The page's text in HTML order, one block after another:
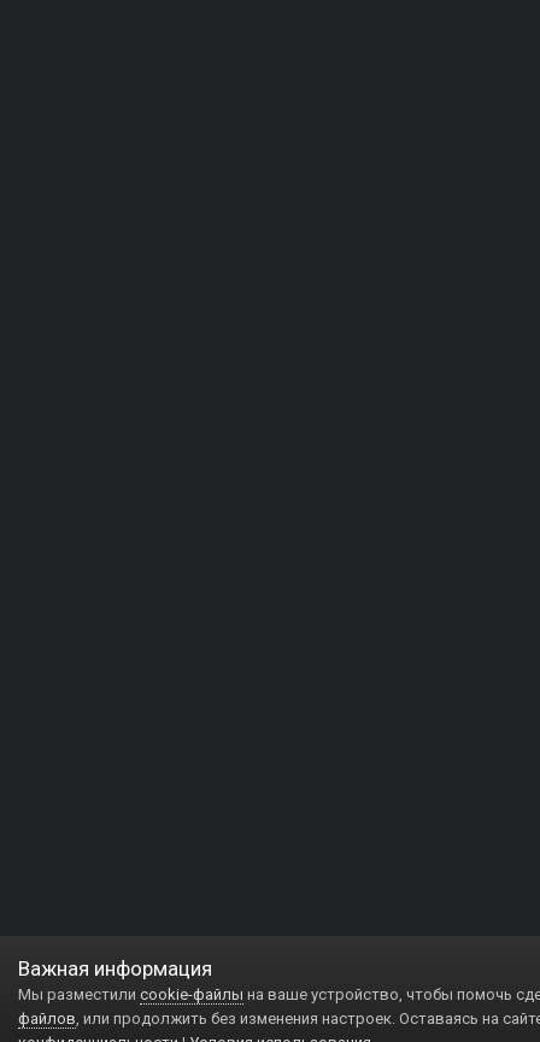
Важная информация
Мы разместили cookie-файлы на ваше устройство, чтобы помочь
файлов, или продолжить без изменения настроек. Оставаясь на